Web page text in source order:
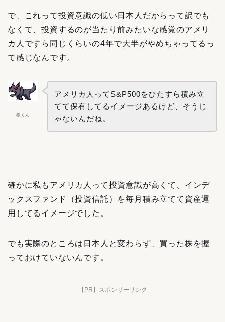
で、これって投資意識の低い日本人だからって訳でも
なくて、投資するのが当たり前みたいな感覚のアメリ
カ人ですら同じくらいの4年で大半がやめちゃってるっ
て感じなんです。
狼くん
アメリカ人ってS&P500をひたすら積み立
てて保有してるイメージあるけど、そうじ
ゃないんだね。
確かに私もアメリカ人って投資意識が高くて、インデ
ックスファンド（投資信託）を毎月積み立てて資産運
用してるイメージでした。
でも実際のところは日本人と変わらず、買った株を握
っておけていないんです。
【PR】スポンサーリンク